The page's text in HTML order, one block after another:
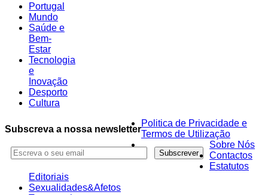
Portugal
Mundo
Saúde e
Bem-
Estar
Tecnologia
e
Inovação
Desporto
Cultura
Subscreva a nossa newsletter
Politica de Privacidade e
Termos de Utilização
Sobre Nós
Contactos
Estatutos
Editoriais
Sexualidades&Afetos